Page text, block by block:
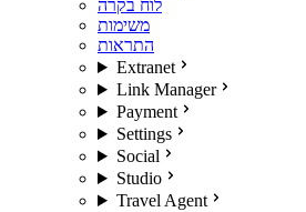
לוח בקרה
משימות
התראות
Extranet
Link Manager
Payment
Settings
Social
Studio
Travel Agent